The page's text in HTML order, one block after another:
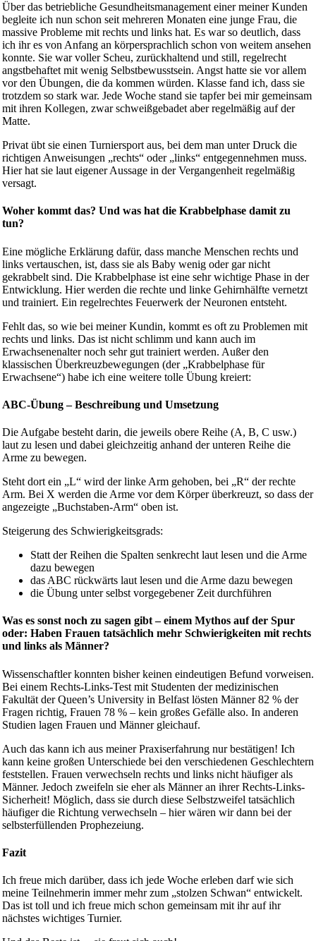
Über das betriebliche Gesundheitsmanagement einer meiner Kunden
begleite ich nun schon seit mehreren Monaten eine junge Frau, die
massive Probleme mit rechts und links hat. Es war so deutlich, dass
ich ihr es von Anfang an körpersprachlich schon von weitem ansehen
konnte. Sie war voller Scheu, zurückhaltend und still, regelrecht
angstbehaftet mit wenig Selbstbewusstsein. Angst hatte sie vor allem
vor den Übungen, die da kommen würden. Klasse fand ich, dass sie
trotzdem so stark war. Jede Woche stand sie tapfer bei mir gemeinsam
mit ihren Kollegen, zwar schweißgebadet aber regelmäßig auf der
Matte.
Privat übt sie einen Turniersport aus, bei dem man unter Druck die
richtigen Anweisungen „rechts“ oder „links“ entgegennehmen muss.
Hier hat sie laut eigener Aussage in der Vergangenheit regelmäßig
versagt.
Woher kommt das? Und was hat die Krabbelphase damit zu
tun?
Eine mögliche Erklärung dafür, dass manche Menschen rechts und
links vertauschen, ist, dass sie als Baby wenig oder gar nicht
gekrabbelt sind. Die Krabbelphase ist eine sehr wichtige Phase in der
Entwicklung. Hier werden die rechte und linke Gehirnhälfte vernetzt
und trainiert. Ein regelrechtes Feuerwerk der Neuronen entsteht.
Fehlt das, so wie bei meiner Kundin, kommt es oft zu Problemen mit
rechts und links. Das ist nicht schlimm und kann auch im
Erwachsenenalter noch sehr gut trainiert werden. Außer den
klassischen Überkreuzbewegungen (der „Krabbelphase für
Erwachsene“) habe ich eine weitere tolle Übung kreiert:
ABC-Übung – Beschreibung und Umsetzung
Die Aufgabe besteht darin, die jeweils obere Reihe (A, B, C usw.)
laut zu lesen und dabei gleichzeitig anhand der unteren Reihe die
Arme zu bewegen.
Steht dort ein „L“ wird der linke Arm gehoben, bei „R“ der rechte
Arm. Bei X werden die Arme vor dem Körper überkreuzt, so dass der
angezeigte „Buchstaben-Arm“ oben ist.
Steigerung des Schwierigkeitsgrads:
Statt der Reihen die Spalten senkrecht laut lesen und die Arme
dazu bewegen
das ABC rückwärts laut lesen und die Arme dazu bewegen
die Übung unter selbst vorgegebener Zeit durchführen
Was es sonst noch zu sagen gibt – einem Mythos auf der Spur
oder: Haben Frauen tatsächlich mehr Schwierigkeiten mit rechts
und links als Männer?
Wissenschaftler konnten bisher keinen eindeutigen Befund vorweisen.
Bei einem Rechts-Links-Test mit Studenten der medizinischen
Fakultät der Queen’s University in Belfast lösten Männer 82 % der
Fragen richtig, Frauen 78 % – kein großes Gefälle also. In anderen
Studien lagen Frauen und Männer gleichauf.
Auch das kann ich aus meiner Praxiserfahrung nur bestätigen! Ich
kann keine großen Unterschiede bei den verschiedenen Geschlechtern
feststellen. Frauen verwechseln rechts und links nicht häufiger als
Männer. Jedoch zweifeln sie eher als Männer an ihrer Rechts-Links-
Sicherheit! Möglich, dass sie durch diese Selbstzweifel tatsächlich
häufiger die Richtung verwechseln – hier wären wir dann bei der
selbsterfüllenden Prophezeiung.
Fazit
Ich freue mich darüber, dass ich jede Woche erleben darf wie sich
meine Teilnehmerin immer mehr zum „stolzen Schwan“ entwickelt.
Das ist toll und ich freue mich schon gemeinsam mit ihr auf ihr
nächstes wichtiges Turnier.